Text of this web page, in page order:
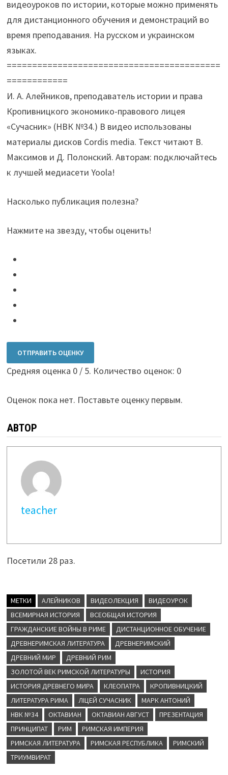
видеоуроков по истории, которые можно применять
для дистанционного обучения и демонстраций во
время преподавания. На русском и украинском
языках.
==========================================
============
И. А. Алейников, преподаватель истории и права
Кропивницкого экономико-правового лицея
«Сучасник» (НВК №34.) В видео использованы
материалы дисков Cordis media. Текст читают В.
Максимов и Д. Полонский. Авторам: подключайтесь
к лучшей медиасети Yoola!
Насколько публикация полезна?
Нажмите на звезду, чтобы оценить!
ОТПРАВИТЬ ОЦЕНКУ
Средняя оценка 0/ 5. Количество оценок: 0
Оценок пока нет. Поставьте оценку первым.
АВТОР
teacher
Посетили 28 раз.
МЕТКИ АЛЕЙНИКОВ ВИДЕОЛЕКЦИЯ
ВИДЕОУРОК
ВСЕМИРНАЯ ИСТОРИЯ
ВСЕОБЩАЯ ИСТОРИЯ
ГРАЖДАНСКИЕ ВОЙНЫ В РИМЕ
ДИСТАНЦИОННОЕ ОБУЧЕНИЕ
ДРЕВНЕРИМСКАЯ ЛИТЕРАТУРА
ДРЕВНЕРИМСКИЙ
ДРЕВНИЙ МИР
ДРЕВНИЙ РИМ
ЗОЛОТОЙ ВЕК РИМСКОЙ ЛИТЕРАТУРЫ
ИСТОРИЯ
ИСТОРИЯ ДРЕВНЕГО МИРА
КЛЕОПАТРА
КРОПИВНИЦКИЙ
ЛИТЕРАТУРА РИМА
ЛІЦЕЙ СУЧАСНИК
МАРК АНТОНИЙ
НВК №34
ОКТАВИАН ОКТАВИАН АВГУСТ
ПРЕЗЕНТАЦИЯ
ПРИНЦИПАТ
РИМ
РИМСКАЯ ИМПЕРИЯ
РИМСКАЯ ЛИТЕРАТУРА
РИМСКАЯ РЕСПУБЛИКА
РИМСКИЙ
ТРИУМВИРАТ